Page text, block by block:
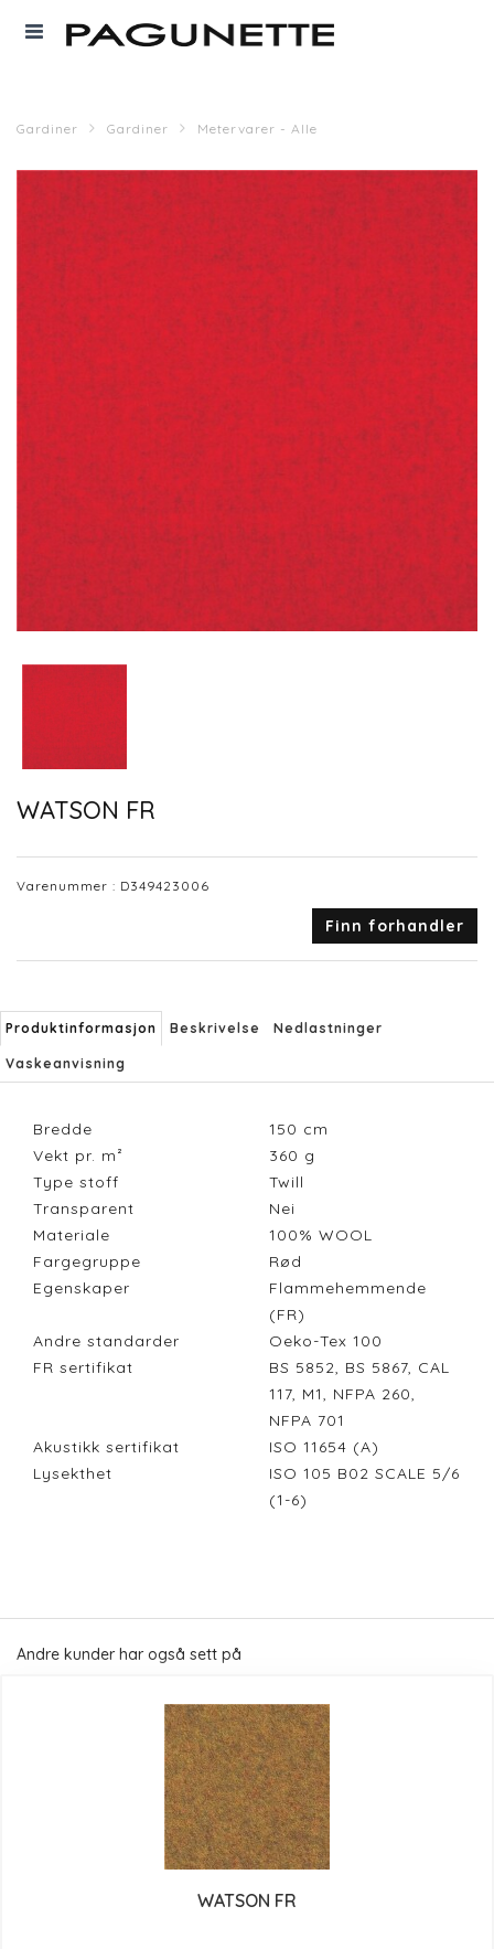
Gardiner Gardiner Metervarer - Alle
WATSON FR
Varenummer : D349423006
Finn forhandler
Produktinformasjon Beskrivelse Nedlastninger
Vaskeanvisning
Bredde 150 cm
Vekt pr. m²
360 g
Type stoff
Twill
Transparent
Nei
Materiale
100% WOOL
Fargegruppe
Rød
Egenskaper
Flammehemmende
(FR)
Andre standarder
Oeko-Tex 100
FR sertifikat
BS 5852, BS 5867, CAL
117, M1, NFPA 260,
NFPA 701
Akustikk sertifikat
ISO 11654 (A)
Lysekthet
ISO 105 B02 SCALE 5/6
(1-6)
Andre kunder har også sett på
WATSON FR